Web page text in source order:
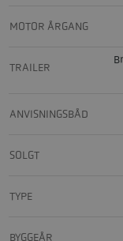
MOTOR ÅRGANG
TRAILER
ANVISNINGSBÅD
SOLGT
TYPE
BYGGEÅR